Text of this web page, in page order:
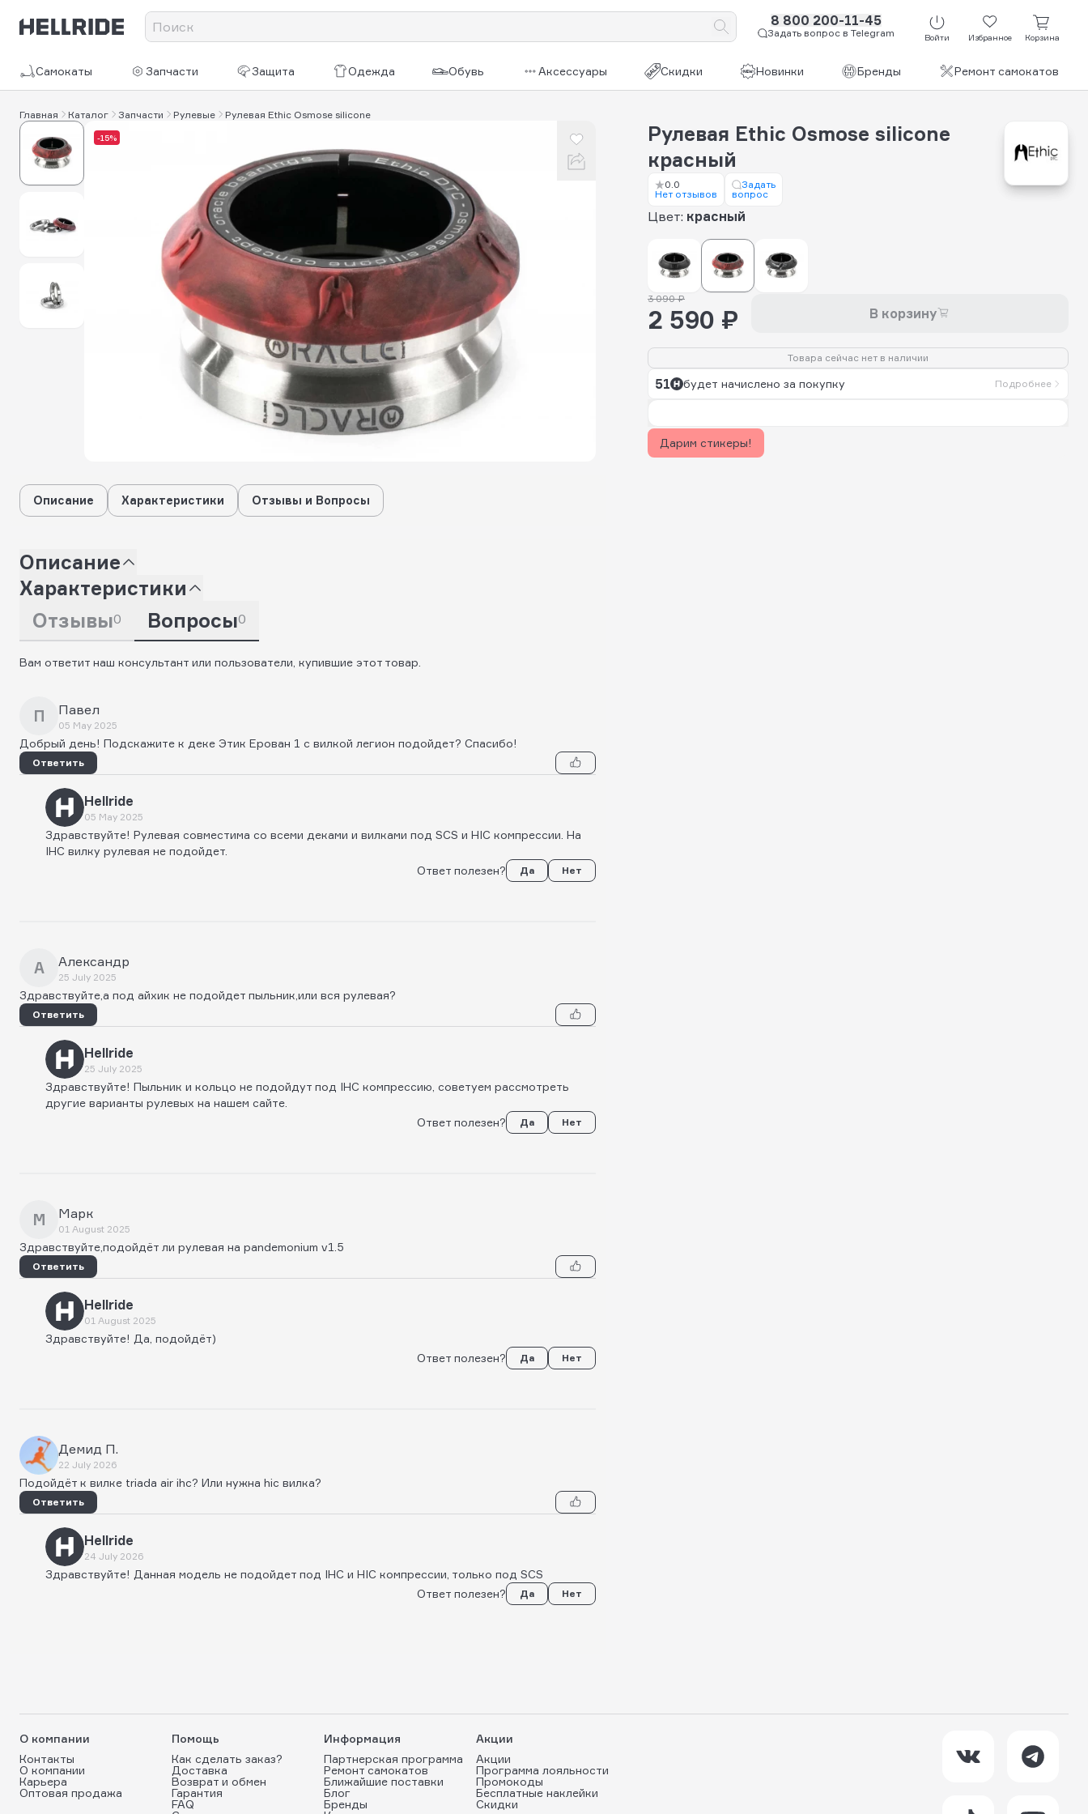
8 800 200-11-45
Задать вопрос в Telegram Войти Избранное Корзина
Самокаты Запчасти Защита Одежда Обувь Аксессуары Скидки Новинки Бренды Ремонт самокатов
Главная Каталог Запчасти Рулевые Рулевая Ethic Osmose silicone
-15%
Рулевая Ethic Osmose silicone
красный
0.0
Нет отзывов
Задать
вопрос
Цвет: красный
3 090 ₽
2 590 ₽ В корзину
Товара сейчас нет в наличии
51 будет начислено за покупку Подробнее
Дарим стикеры!
Описание Характеристики Отзывы и Вопросы
Описание
Характеристики
Отзывы0 Вопросы0
Вам ответит наш консультант или пользователи, купившие этот товар.
П Павел
05 May 2025
Добрый день! Подскажите к деке Этик Ерован 1 с вилкой легион подойдет? Спасибо!
Ответить
Hellride
05 May 2025
Здравствуйте! Рулевая совместима со всеми деками и вилками под SCS и HIC компрессии. На
IHC вилку рулевая не подойдет.
Ответ полезен?
Да Нет
А Александр
25 July 2025
Здравствуйте,а под айхик не подойдет пыльник,или вся рулевая?
Ответить
Hellride
25 July 2025
Здравствуйте! Пыльник и кольцо не подойдут под IHC компрессию, советуем рассмотреть
другие варианты рулевых на нашем сайте.
Ответ полезен?
Да Нет
М Марк
01 August 2025
Здравствуйте,подойдёт ли рулевая на pandemonium v1.5
Ответить
Hellride
01 August 2025
Здравствуйте! Да, подойдёт)
Ответ полезен?
Да Нет
Демид П.
22 July 2026
Подойдёт к вилке triada air ihc? Или нужна hic вилка?
Ответить
Hellride
24 July 2026
Здравствуйте! Данная модель не подойдет под IHC и HIC компрессии, только под SCS
Ответ полезен?
Да Нет
О компании
Контакты
О компании
Карьера
Оптовая продажа
Помощь
Как сделать заказ?
Доставка
Возврат и обмен
Гарантия
FAQ
Информация
Партнерская программа
Ремонт самокатов
Ближайшие поставки
Блог
Бренды
Акции
Акции
Программа лояльности
Промокоды
Бесплатные наклейки
Скидки